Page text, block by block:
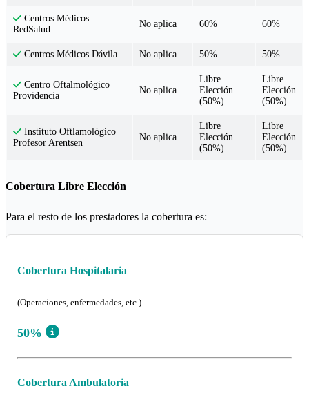
Centros Médicos
RedSalud
No aplica 60% 60%
Centros Médicos Dávila No aplica 50% 50%
Centro Oftalmológico
Providencia
No aplica
Libre
Elección
(50%)
Libre
Elección
(50%)
Instituto Oftlamológico
Profesor Arentsen
No aplica
Libre
Elección
(50%)
Libre
Elección
(50%)
Cobertura Libre Elección
Para el resto de los prestadores la cobertura es:
Cobertura Hospitalaria
(Operaciones, enfermedades, etc.)
50%
Cobertura Ambulatoria